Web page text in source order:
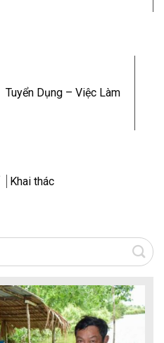
Tuyển Dụng – Việc Làm
Khai thác